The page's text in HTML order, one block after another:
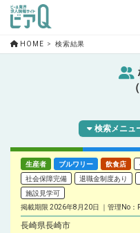
HOME 検索結果
検索メニュ
生産者 ブルワリー 飲食店
社会保障完備
退職金制度あり
施設見学可
掲載期限 2026年8月20日
管理No：
長崎県長崎市